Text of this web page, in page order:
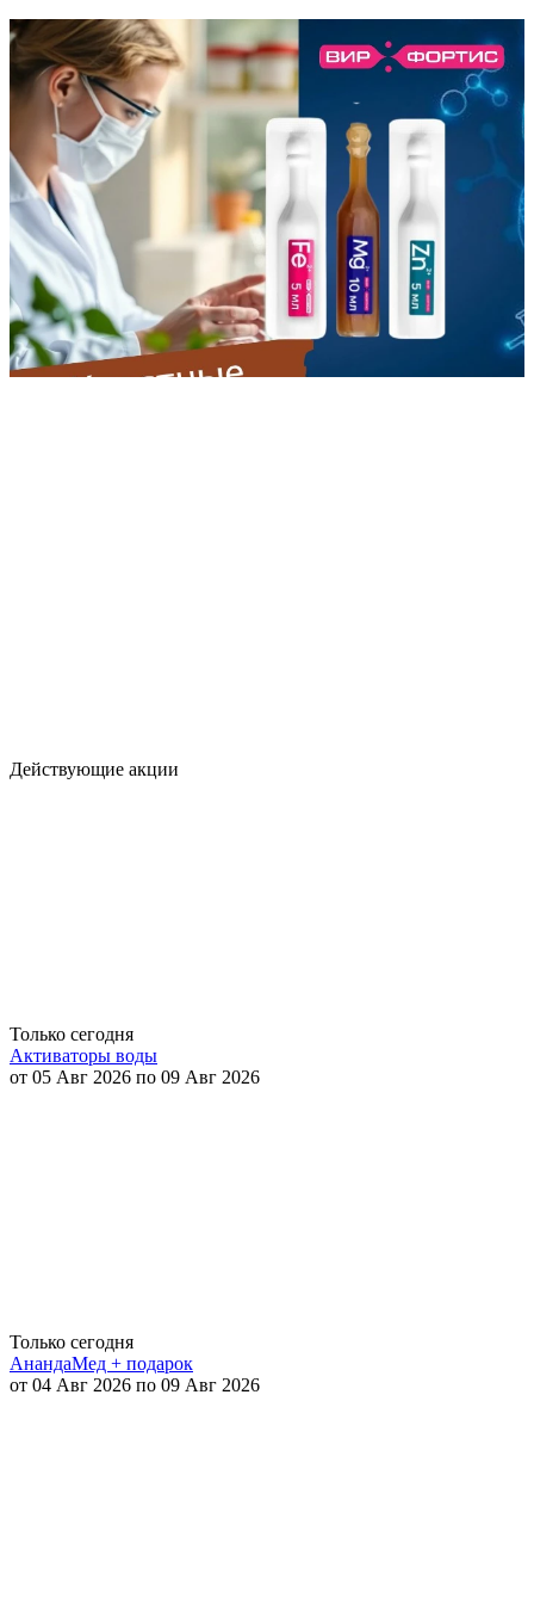
Действующие акции
Только сегодня
Активаторы воды
от 05 Авг 2026 по 09 Авг 2026
Только сегодня
АнандаМед + подарок
от 04 Авг 2026 по 09 Авг 2026